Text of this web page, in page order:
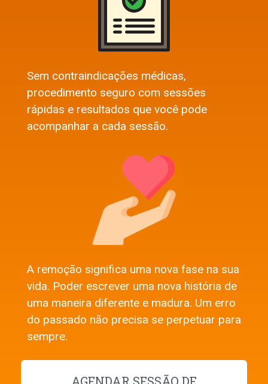
Sem contraindicações médicas,
procedimento seguro com sessões
rápidas e resultados que você pode
acompanhar a cada sessão.
A remoção significa uma nova fase na sua
vida. Poder escrever uma nova história de
uma maneira diferente e madura. Um erro
do passado não precisa se perpetuar para
sempre.
AGENDAR SESSÃO DE